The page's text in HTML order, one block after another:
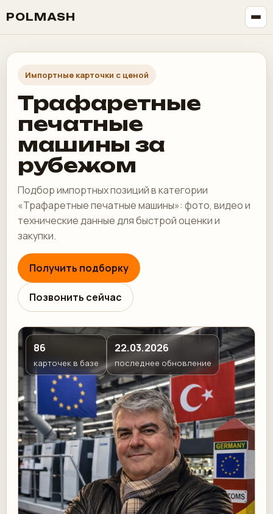
POLMASH
Импортные карточки с ценой
Трафаретные
печатные
машины за
рубежом
Подбор импортных позиций в категории
«Трафаретные печатные машины»: фото, видео и
технические данные для быстрой оценки и
закупки.
Получить подборку
Позвонить сейчас
86
карточек в базе
22.03.2026
последнее обновление